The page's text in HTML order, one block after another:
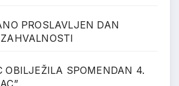
PROSLAVLJEN DAN
OBILJEŽILA SPOMENDAN 4.